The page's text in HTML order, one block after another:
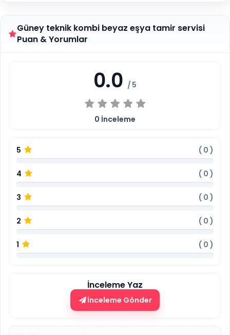
Güney teknik kombi beyaz eşya tamir servisi
Puan & Yorumlar
0.0 / 5
0 İnceleme
5 ( 0 )
4 ( 0 )
3 ( 0 )
2 ( 0 )
1 ( 0 )
İnceleme Yaz
İnceleme Gönder